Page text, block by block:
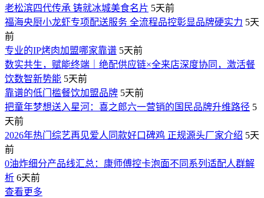
老松滨四代传承 铸就冰城美食名片 5天前
福海央厨小龙虾专项配送服务 全流程品控彰显品牌硬实力 5天
前
专业的IP烤肉加盟哪家靠谱 5天前
数实共生，赋能终端｜绝配供应链×全来店深度协同，激活餐
饮数智新势能 5天前
靠谱的低门槛餐饮加盟品牌 5天前
把童年梦想送入星河：喜之郎六一营销的国民品牌升维路径 5
天前
2026年热门综艺再见爱人同款好口碑鸡 正规源头厂家介绍 5天
前
0油炸细分产品线汇总：康师傅控卡泡面不同系列适配人群解
析 6天前
查看更多